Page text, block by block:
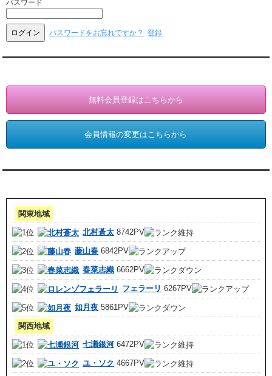
パスワード
パスワードをお忘れですか？ 登録
無料会員登録はこちらから
会員情報の変更はこちらから
関東地域
北村蒼太 8742PV
藤山春 6842PV
春菜志織 6662PV
フェラーリ 6267PV
如月夜 5861PV
関西地域
七瀬銀河6472PV
ユ・ソク 4667PV